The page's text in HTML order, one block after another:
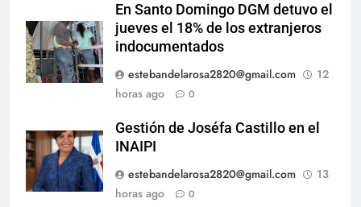
En Santo Domingo DGM detuvo el
jueves el 18% de los extranjeros
indocumentados
estebandelarosa2820@gmail.com
12
horas ago
0
Gestión de Joséfa Castillo en el
INAIPI
estebandelarosa2820@gmail.com
13
horas ago
0